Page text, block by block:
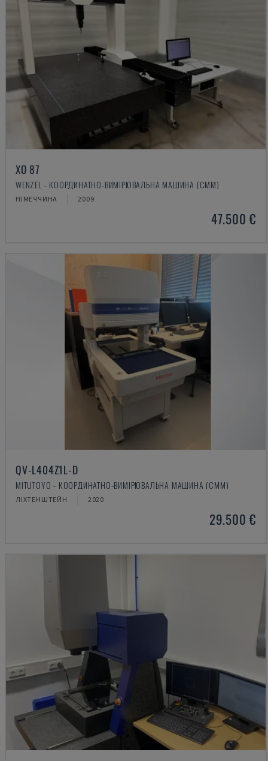
XO 87
WENZEL - КООРДИНАТНО-ВИМІРЮВАЛЬНА МАШИНА (CMM)
НІМЕЧЧИНА 2009
47.500 €
QV-L404Z1L-D
MITUTOYO - КООРДИНАТНО-ВИМІРЮВАЛЬНА МАШИНА (CMM)
ЛІХТЕНШТЕЙН 2020
29.500 €